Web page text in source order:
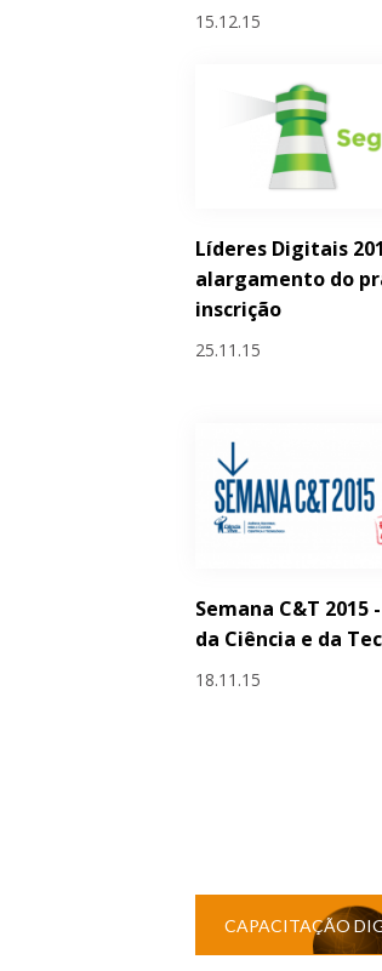
15.12.15
Líderes Digitais
alargamento do
inscrição
25.11.15
Semana C&T 2015
da Ciência e da
18.11.15
CAPACITAÇÃO